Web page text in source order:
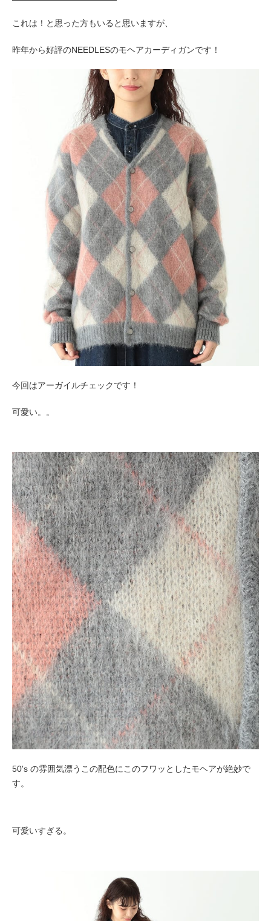
これは！と思った方もいると思いますが、
昨年から好評のNEEDLESのモヘアカーディガンです！
今回はアーガイルチェックです！
可愛い。。
50's の雰囲気漂うこの配色にこのフワッとしたモヘアが絶妙で
す。
可愛いすぎる。